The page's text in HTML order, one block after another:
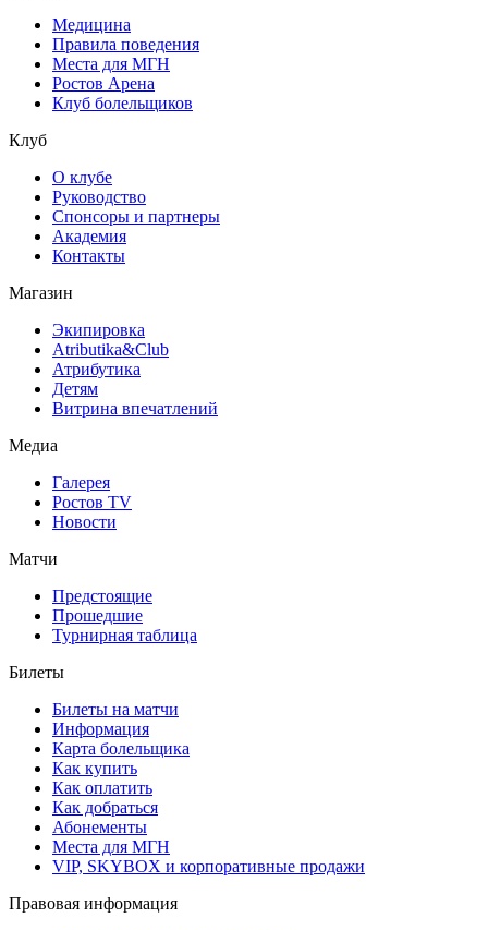
Медицина
Правила поведения
Места для МГН
Ростов Арена
Клуб болельщиков
Клуб
О клубе
Руководство
Спонсоры и партнеры
Академия
Контакты
Магазин
Экипировка
Atributika&Club
Атрибутика
Детям
Витрина впечатлений
Медиа
Галерея
Ростов TV
Новости
Матчи
Предстоящие
Прошедшие
Турнирная таблица
Билеты
Билеты на матчи
Информация
Карта болельщика
Как купить
Как оплатить
Как добраться
Абонементы
Места для МГН
VIP, SKYBOX и корпоративные продажи
Правовая информация